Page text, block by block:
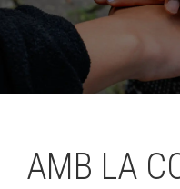
AMB LA